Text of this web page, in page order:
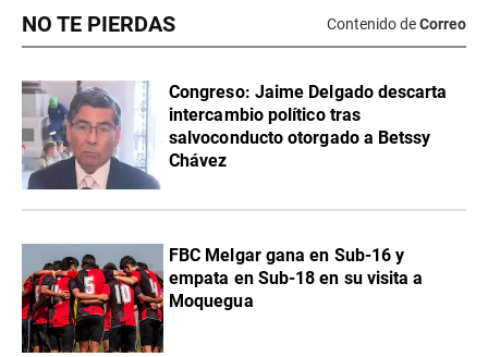
NO TE PIERDAS Contenido deCorreo
Congreso: Jaime Delgado descarta
intercambio político tras
salvoconducto otorgado a Betssy
Chávez
FBC Melgar gana en Sub-16 y
empata en Sub-18 en su visita a
Moquegua